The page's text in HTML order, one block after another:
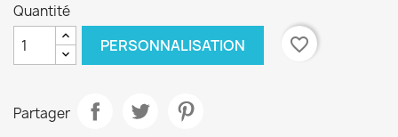
Quantité
PERSONNALISATION favorite_border
Partager